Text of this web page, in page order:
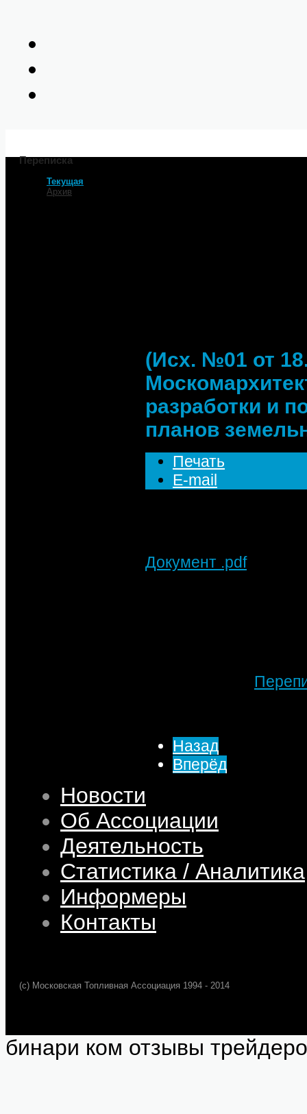
Переписка
Текущая
Архив
(Исх. №01 от
разработки и
планов
Печать
E-mail
Документ .pdf
Назад
Вперёд
Новости
Об Ассоциации
Деятельность
Статистика / Аналитика
Информеры
Контакты
(c) Московская Топливная Ассоциация 1994 - 2014
бинари ком отзывы